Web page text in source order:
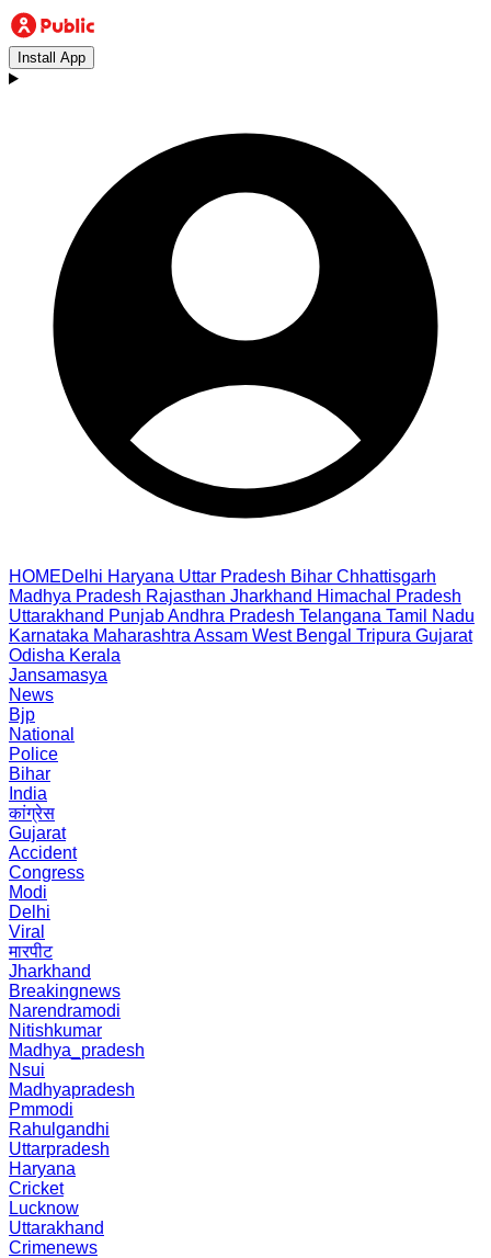
Install App
HOMEDelhi Haryana Uttar Pradesh Bihar Chhattisgarh
Madhya Pradesh Rajasthan Jharkhand Himachal Pradesh
Uttarakhand PunjabAndhra Pradesh Telangana Tamil Nadu
Karnataka Maharashtra Assam West Bengal Tripura Gujarat
Odisha Kerala
Jansamasya
News
Bjp
National
Police
Bihar
India
कांग्रेस
Gujarat
Accident
Congress
Modi
Delhi
Viral
मारपीट
Jharkhand
Breakingnews
Narendramodi
Nitishkumar
Madhya_pradesh
Nsui
Madhyapradesh
Pmmodi
Rahulgandhi
Uttarpradesh
Haryana
Cricket
Lucknow
Uttarakhand
Crimenews